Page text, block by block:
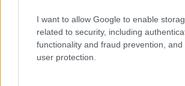
I want to allow Google to enable
related to security, including
functionality and fraud prevention, and
user protection.